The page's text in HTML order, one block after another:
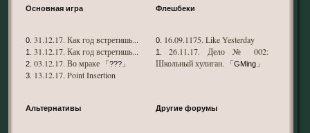
Основная игра Флешбеки
0. 31.12.17. Как год встретишь...
1. 31.12.17. Как год встретишь...
2. 03.12.17. Во мраке「???」
3. 13.12.17. Point Insertion
0. 16.09.1175. Like Yesterday
1.26.11.17. Дело № 002:
Школьный хулиган. 「GMing」
Альтернативы Другие форумы